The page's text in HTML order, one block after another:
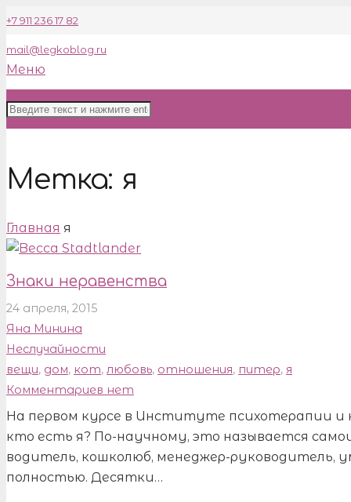
+7 911 236 17 82
mail@legkoblog.ru
Меню
Метка: я
Главная я
Знаки неравенства
24 апреля, 2015
Яна Минина
Неслучайности
вещи, дом, кот, любовь, отношения, питер, я
Комментариев нет
На первом курсе в Институте психотерапии
кто есть я? По-научному, это называется
водитель, кошколюб, менеджер-руководитель,
полностью. Десятки…